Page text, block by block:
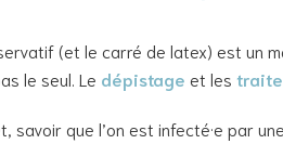
(et le carré de latex) est un
le seul. Le dépistage et les
savoir que l’on est infecté·e par